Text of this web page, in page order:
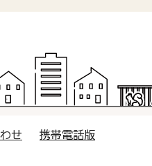
せ 携帯電話版